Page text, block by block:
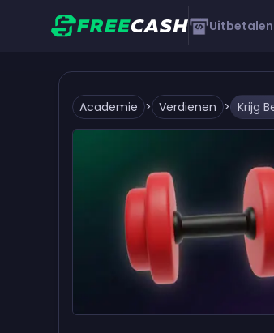
Uitbetalen
Academie > Verdienen >